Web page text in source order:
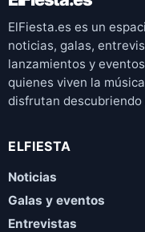
ElFiesta.es es un
noticias, galas,
lanzamientos y
quienes viven la
disfrutan
ELFIESTA
Noticias
Galas y eventos
Entrevistas